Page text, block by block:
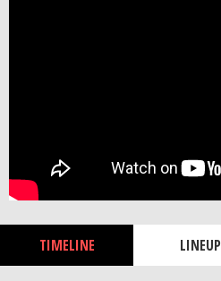
TIMELINE LINEUP